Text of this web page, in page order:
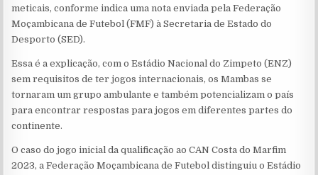
meticais, conforme indica uma nota enviada pela Federação
Moçambicana de Futebol (FMF) à Secretaria de Estado do
Desporto (SED).
Essa é a explicação, com o Estádio Nacional do Zimpeto (ENZ)
sem requisitos de ter jogos internacionais, os Mambas se
tornaram um grupo ambulante e também potencializam o país
para encontrar respostas para jogos em diferentes partes do
continente.
O caso do jogo inicial da qualificação ao CAN Costa do Marfim
2023, a Federação Moçambicana de Futebol distinguiu o Estádio